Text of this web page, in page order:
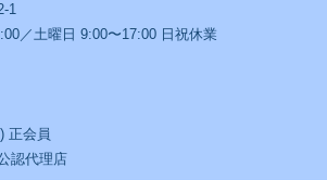
1
／土曜日 9:00〜17:00 日祝休業
正会員
認代理店